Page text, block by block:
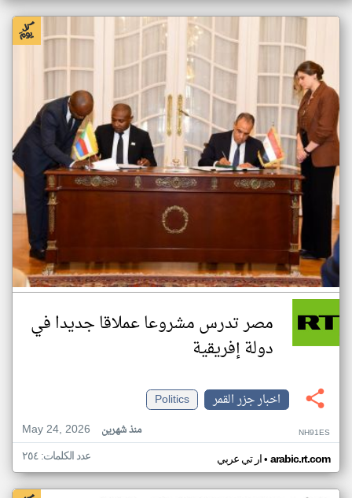
مصر تدرس مشروعا عملاقا جديدا في
دولة إفريقية
اخبار جزر القمر
Politics
May 24, 2026
منذ شهرين NH91ES
ار تي عربي• arabic.rt.com عدد الكلمات: ٢٥٤